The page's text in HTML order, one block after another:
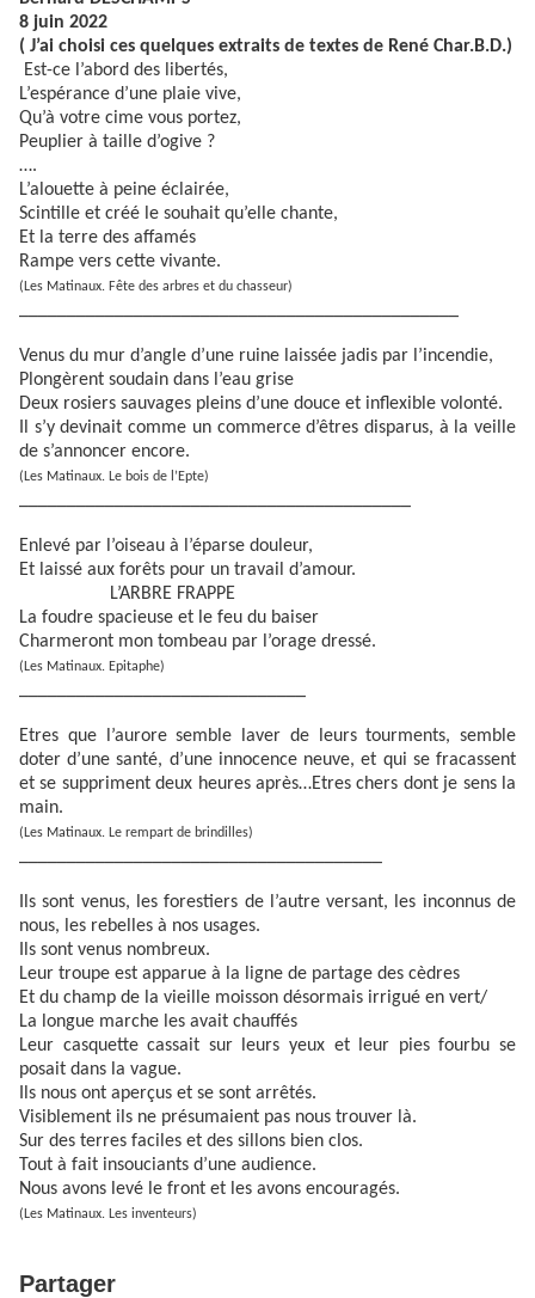
8 juin 2022
( J’ai choisi ces quelques extraits de textes de René Char.B.D.)
Est-ce l’abord des libertés,
L’espérance d’une plaie vive,
Qu’à votre cime vous portez,
Peuplier à taille d’ogive ?
….
L’alouette à peine éclairée,
Scintille et créé le souhait qu’elle chante,
Et la terre des affamés
Rampe vers cette vivante.
(Les Matinaux. Fête des arbres et du chasseur)
Venus du mur d’angle d’une ruine laissée jadis par l’incendie,
Plongèrent soudain dans l’eau grise
Deux rosiers sauvages pleins d’une douce et inflexible volonté.
Il s’y devinait comme un commerce d’êtres disparus, à la veille
de s’annoncer encore.
(Les Matinaux. Le bois de l’Epte)
Enlevé par l’oiseau à l’éparse douleur,
Et laissé aux forêts pour un travail d’amour.
L’ARBRE FRAPPE
La foudre spacieuse et le feu du baiser
Charmeront mon tombeau par l’orage dressé.
(Les Matinaux. Epitaphe)
Etres que l’aurore semble laver de leurs tourments, semble
doter d’une santé, d’une innocence neuve, et qui se fracassent
et se suppriment deux heures après…Etres chers dont je sens la
main.
(Les Matinaux. Le rempart de brindilles)
Ils sont venus, les forestiers de l’autre versant, les inconnus de
nous, les rebelles à nos usages.
Ils sont venus nombreux.
Leur troupe est apparue à la ligne de partage des cèdres
Et du champ de la vieille moisson désormais irrigué en vert/
La longue marche les avait chauffés
Leur casquette cassait sur leurs yeux et leur pies fourbu se
posait dans la vague.
Ils nous ont aperçus et se sont arrêtés.
Visiblement ils ne présumaient pas nous trouver là.
Sur des terres faciles et des sillons bien clos.
Tout à fait insouciants d’une audience.
Nous avons levé le front et les avons encouragés.
(Les Matinaux. Les inventeurs)
Partager